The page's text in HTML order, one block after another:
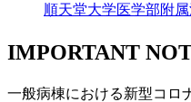
順天堂大学医学部附
IMPORTANT
一般病棟における新型コロ